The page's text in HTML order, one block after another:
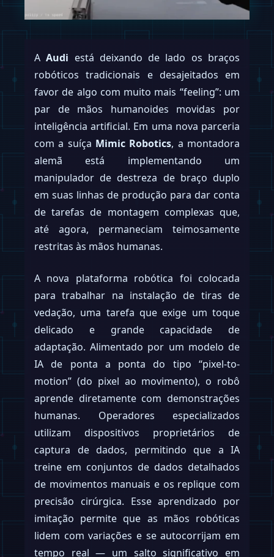
AAudi está deixando de lado os braços
robóticos tradicionais e desajeitados em
favor de algo com muito mais “feeling”: um
par de mãos humanoides movidas por
inteligência artificial. Em uma nova parceria
com a suíça Mimic Robotics, a montadora
alemã está implementando um
manipulador de destreza de braço duplo
em suas linhas de produção para dar conta
de tarefas de montagem complexas que,
até agora, permaneciam teimosamente
restritas às mãos humanas.
A nova plataforma robótica foi colocada
para trabalhar na instalação de tiras de
vedação, uma tarefa que exige um toque
delicado e grande capacidade de
adaptação. Alimentado por um modelo de
IA de ponta a ponta do tipo “pixel-to-
motion” (do pixel ao movimento), o robô
aprende diretamente com demonstrações
humanas. Operadores especializados
utilizam dispositivos proprietários de
captura de dados, permitindo que a IA
treine em conjuntos de dados detalhados
de movimentos manuais e os replique com
precisão cirúrgica. Esse aprendizado por
imitação permite que as mãos robóticas
lidem com variações e se autocorrijam em
tempo real — um salto significativo em